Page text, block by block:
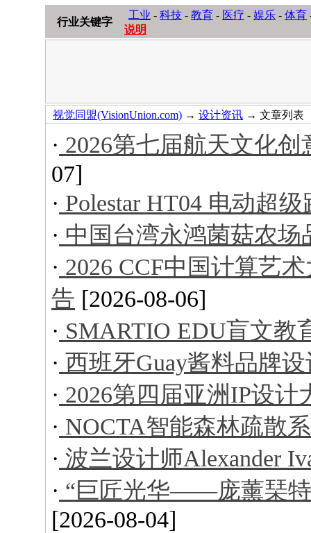
行业关键字
工业 - 科技 - 教育 - 医疗 - 娱乐 - 体育
说明
视觉同盟(VisionUnion.com) → 设计资讯 → 文章列表
· 2026第七届航天文化
07]
· Polestar HT04 电动超级
· 中国台湾永鸿菌菇农场
· 2026 CCF中国计算艺
告 [2026-08-06]
· SMARTIO EDU盲文教
· 西班牙Guay酱料品牌设
· 2026第四届亚洲IP设计
· NOCTA智能森林疏散
· 波兰设计师Alexander
· “巨匠光华——庞薰琹特
[2026-08-04]